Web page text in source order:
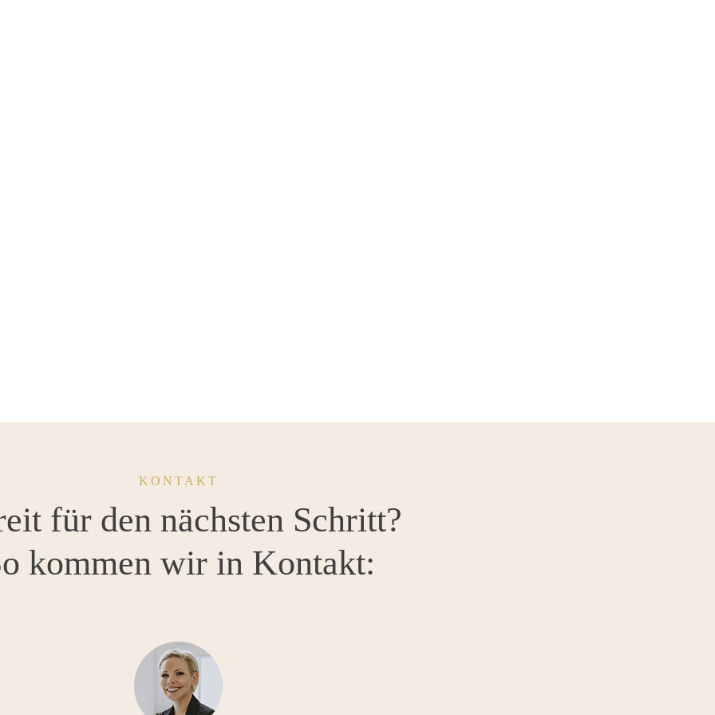
KONTAKT
für den nächsten Schritt?
kommen wir in Kontakt: